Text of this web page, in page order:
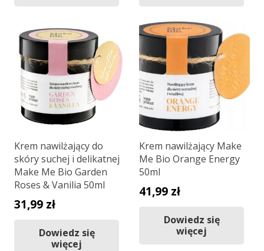
Krem nawilżający do
skóry suchej i delikatnej
Make Me Bio Garden
Roses & Vanilia 50ml
31,99 zł
Dowiedz się
więcej
Krem nawilżający Make
Me Bio Orange Energy
50ml
41,99 zł
Dowiedz się
więcej